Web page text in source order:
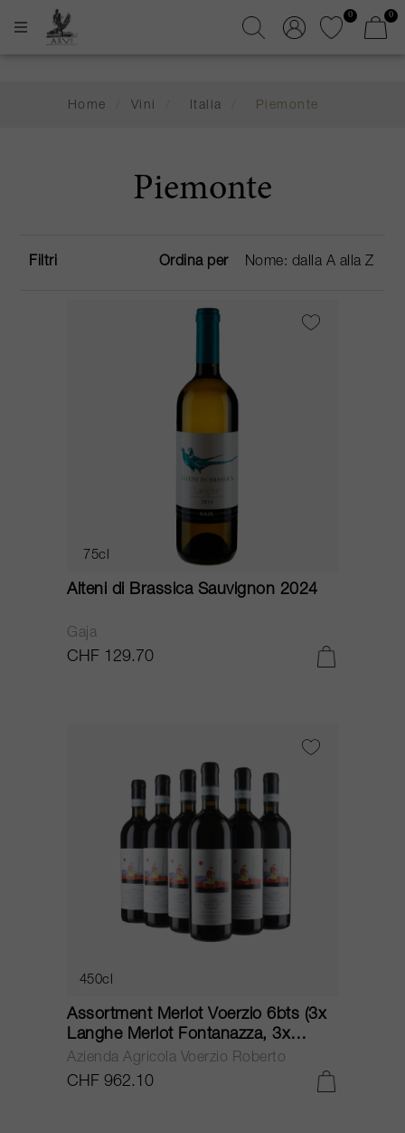
0 0
Home Vini Italia Piemonte
Piemonte
Filtri Ordina per
75cl
Alteni di Brassica Sauvignon 2024
Gaja
CHF 129.70
450cl
Assortment Merlot Voerzio 6bts (3x
Langhe Merlot Fontanazza, 3x
Langhe Merlot Pissota) 2013
Azienda Agricola Voerzio Roberto
CHF 962.10